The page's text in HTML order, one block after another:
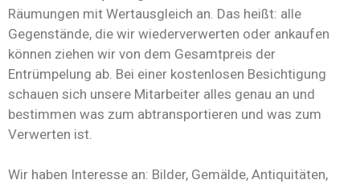
Räumungen mit Wertausgleich an. Das heißt: alle
Gegenstände, die wir wiederverwerten oder ankaufen
können ziehen wir von dem Gesamtpreis der
Entrümpelung ab. Bei einer kostenlosen Besichtigung
schauen sich unsere Mitarbeiter alles genau an und
bestimmen was zum abtransportieren und was zum
Verwerten ist.
Wir haben Interesse an: Bilder, Gemälde, Antiquitäten,